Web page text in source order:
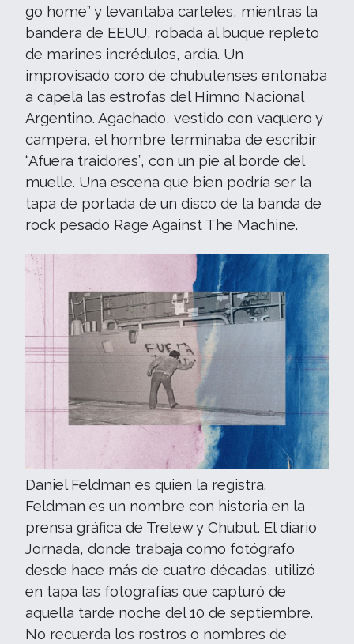
go home” y levantaba carteles, mientras la
bandera de EEUU, robada al buque repleto
de marines incrédulos, ardía. Un
improvisado coro de chubutenses entonaba
a capela las estrofas del Himno Nacional
Argentino. Agachado, vestido con vaquero y
campera, el hombre terminaba de escribir
“Afuera traidores”, con un pie al borde del
muelle. Una escena que bien podría ser la
tapa de portada de un disco de la banda de
rock pesado Rage Against The Machine.
Daniel Feldman es quien la registra.
Feldman es un nombre con historia en la
prensa gráfica de Trelew y Chubut. El diario
Jornada, donde trabaja como fotógrafo
desde hace más de cuatro décadas, utilizó
en tapa las fotografías que capturó de
aquella tarde noche del 10 de septiembre.
No recuerda los rostros o nombres de